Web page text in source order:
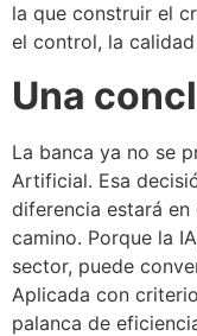
la que construir el
el control, la
Una
La banca ya no se
Artificial. Esa
diferencia estará
camino. Porque la
sector, puede
Aplicada con
palanca de